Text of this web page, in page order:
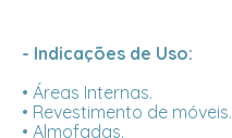
- Indicações de Uso:
• Áreas Internas.
• Revestimento de móveis.
• Almofadas.